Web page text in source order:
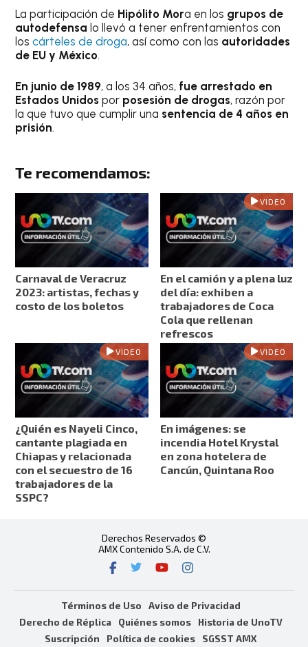
La participación de Hipólito Mora en los grupos de
autodefensa lo llevó a tener enfrentamientos con
loscárteles de droga, así como con las autoridades
de EU y México.
En junio de 1989, a los 34 años, fue arrestado en
Estados Unidos por posesión de drogas, razón por
la que tuvo que cumplir una sentencia de 4 años en
prisión.
Te recomendamos:
Carnaval de Veracruz
2023: artistas, fechas y
costo de los boletos
VIDEO
En el camión y a plena luz
del día: exhiben a
trabajadores de Coca
Cola que rellenan
refrescos
VIDEO
¿Quién es Nayeli Cinco,
cantante plagiada en
Chiapas y relacionada
con el secuestro de 16
trabajadores de la
SSPC?
VIDEO
En imágenes: se
incendia Hotel Krystal
en zona hotelera de
Cancún, Quintana Roo
Derechos Reservados ©
AMX Contenido S.A. de C.V.
Términos de Uso
Aviso de Privacidad
Derecho de Réplica
Quiénes somos
Historia de UnoTV
Suscripción
Política de cookies SGSST AMX